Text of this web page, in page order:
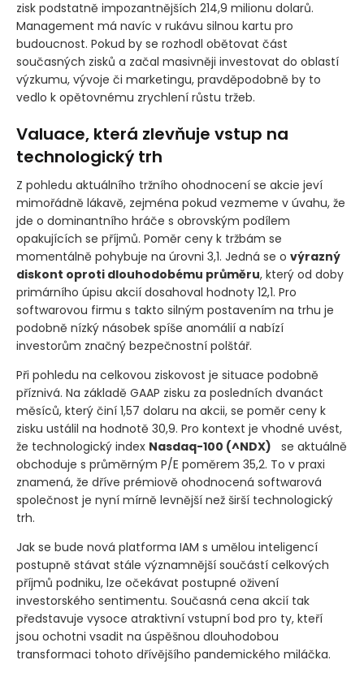
zisk podstatně impozantnějších 214,9 milionu dolarů.
Management má navíc v rukávu silnou kartu pro
budoucnost. Pokud by se rozhodl obětovat část
současných zisků a začal masivněji investovat do oblastí
výzkumu, vývoje či marketingu, pravděpodobně by to
vedlo k opětovnému zrychlení růstu tržeb.
Valuace, která zlevňuje vstup na
technologický trh
Z pohledu aktuálního tržního ohodnocení se akcie jeví
mimořádně lákavě, zejména pokud vezmeme v úvahu, že
jde o dominantního hráče s obrovským podílem
opakujících se příjmů. Poměr ceny k tržbám se
momentálně pohybuje na úrovni 3,1. Jedná se o výrazný
diskont oproti dlouhodobému průměru, který od doby
primárního úpisu akcií dosahoval hodnoty 12,1. Pro
softwarovou firmu s takto silným postavením na trhu je
podobně nízký násobek spíše anomálií a nabízí
investorům značný bezpečnostní polštář.
Při pohledu na celkovou ziskovost je situace podobně
příznivá. Na základě GAAP zisku za posledních dvanáct
měsíců, který činí 1,57 dolaru na akcii, se poměr ceny k
zisku ustálil na hodnotě 30,9. Pro kontext je vhodné uvést,
že technologický index Nasdaq-100 (^NDX)
se aktuálně
obchoduje s průměrným P/E poměrem 35,2. To v praxi
znamená, že dříve prémiově ohodnocená softwarová
společnost je nyní mírně levnější než širší technologický
trh.
Jak se bude nová platforma IAM s umělou inteligencí
postupně stávat stále významnější součástí celkových
příjmů podniku, lze očekávat postupné oživení
investorského sentimentu. Současná cena akcií tak
představuje vysoce atraktivní vstupní bod pro ty, kteří
jsou ochotni vsadit na úspěšnou dlouhodobou
transformaci tohoto dřívějšího pandemického miláčka.